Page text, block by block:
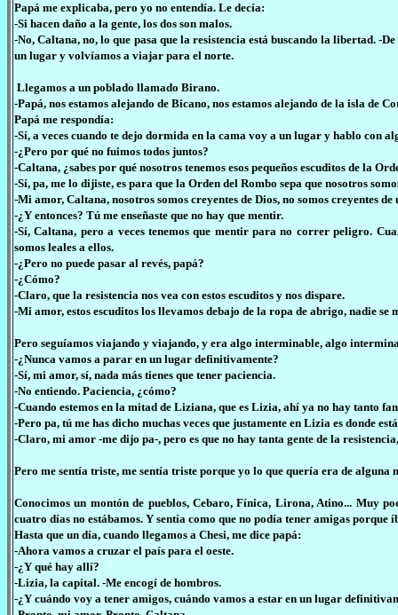
Papá me explicaba, pero yo no entendía. Le decía:
-Si hacen daño a la gente, los dos son malos.
-No, Caltana, no, lo que pasa que la resistencia está buscando la libertad. -
un lugar y volvíamos a viajar para el norte.
Llegamos a un poblado llamado Birano.
-Papá, nos estamos alejando de Bicano, nos estamos alejando de la isla de
Papá me respondía:
-Sí, a veces cuando te dejo dormida en la cama voy a un lugar y hablo con
-¿Pero por qué no fuimos todos juntos?
-Caltana, ¿sabes por qué nosotros tenemos esos pequeños escuditos de la
-Sí, pa, me lo dijiste, es para que la Orden del Rombo sepa que nosotros
-Mi amor, Caltana, nosotros somos creyentes de Dios, no somos creyentes
-¿Y entonces? Tú me enseñaste que no hay que mentir.
-Sí, Caltana, pero a veces tenemos que mentir para no correr peligro.
somos leales a ellos.
-¿Pero no puede pasar al revés, papá?
-¿Cómo?
-Claro, que la resistencia nos vea con estos escuditos y nos dispare.
-Mi amor, estos escuditos los llevamos debajo de la ropa de abrigo, nadie se
Pero seguíamos viajando y viajando, y era algo interminable, algo
-¿Nunca vamos a parar en un lugar definitivamente?
-Sí, mi amor, sí, nada más tienes que tener paciencia.
-No entiendo. Paciencia, ¿cómo?
-Cuando estemos en la mitad de Liziana, que es Lizia, ahí ya no hay tanto
-Pero pa, tú me has dicho muchas veces que justamente en Lizia es donde
-Claro, mi amor -me dijo pa-, pero es que no hay tanta gente de la
Pero me sentía triste, me sentía triste porque yo lo que quería era de
Conocimos un montón de pueblos, Cebaro, Fínica, Lirona, Atino... Muy
cuatro días no estábamos. Y sentía como que no podía tener amigas porque
Hasta que un día, cuando llegamos a Chesi, me dice papá:
-Ahora vamos a cruzar el país para el oeste.
-¿Y qué hay allí?
-Lizia, la capital. -Me encogí de hombros.
-¿Y cuándo voy a tener amigos, cuándo vamos a estar en un lugar